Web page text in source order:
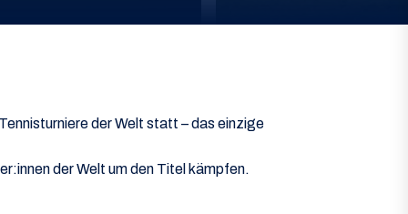
der Welt statt – das einzige
der Welt um den Titel kämpfen.